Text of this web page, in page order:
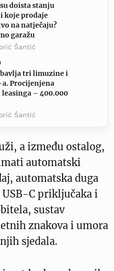
doista stanju
koje prodaje
na natječaju?
garažu
Šantić
tri limuzine i
Procijenjena
– 400.000
Šantić
a između ostalog,
automatski
automatska duga
C priključaka i
sustav
znakova i umora
sjedala.